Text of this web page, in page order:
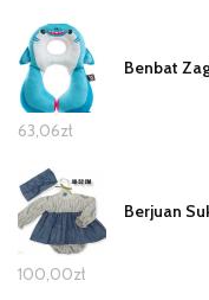
Benbat
63,06zł
Berjuan
100,00zł